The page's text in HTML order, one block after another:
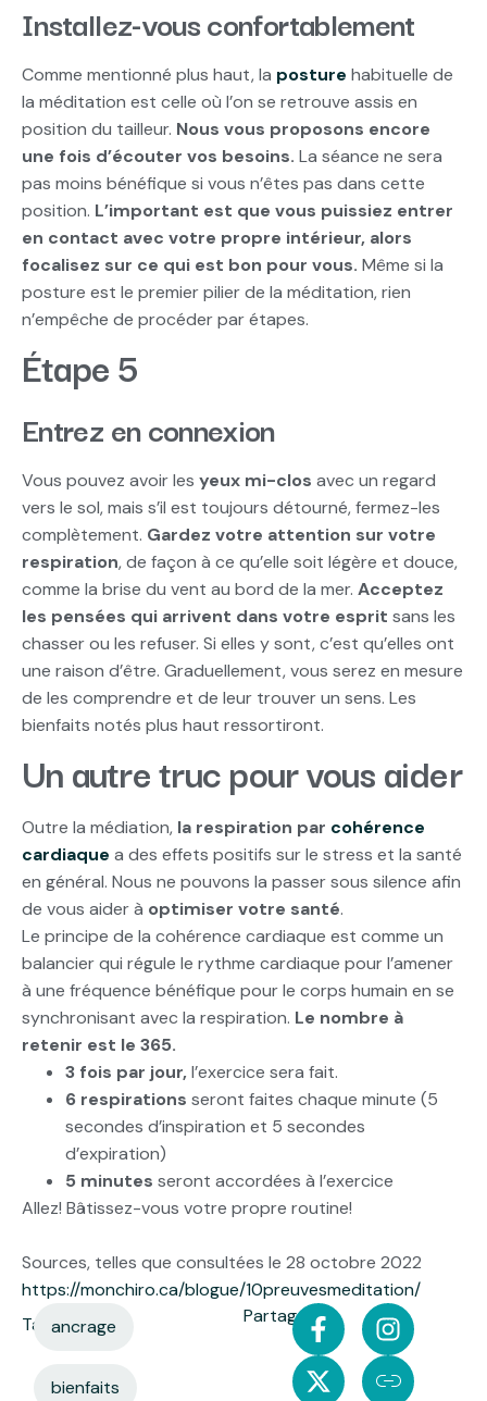
Installez-vous confortablement
Comme mentionné plus haut, la posture habituelle de
la méditation est celle où l’on se retrouve assis en
position du tailleur. Nous vous proposons encore
une fois d’écouter vos besoins. La séance ne sera
pas moins bénéfique si vous n’êtes pas dans cette
position. L’important est que vous puissiez entrer
en contact avec votre propre intérieur, alors
focalisez sur ce qui est bon pour vous. Même si la
posture est le premier pilier de la méditation, rien
n’empêche de procéder par étapes.
Étape 5
Entrez en connexion
Vous pouvez avoir les yeux mi-clos avec un regard
vers le sol, mais s’il est toujours détourné, fermez-les
complètement. Gardez votre attention sur votre
respiration, de façon à ce qu’elle soit légère et douce,
comme la brise du vent au bord de la mer. Acceptez
les pensées qui arrivent dans votre esprit sans les
chasser ou les refuser. Si elles y sont, c’est qu’elles ont
une raison d’être. Graduellement, vous serez en mesure
de les comprendre et de leur trouver un sens. Les
bienfaits notés plus haut ressortiront.
Un autre truc pour vous aider
Outre la médiation, la respiration par cohérence
cardiaque a des effets positifs sur le stress et la santé
en général. Nous ne pouvons la passer sous silence afin
de vous aider à optimiser votre santé.
Le principe de la cohérence cardiaque est comme un
balancier qui régule le rythme cardiaque pour l’amener
à une fréquence bénéfique pour le corps humain en se
synchronisant avec la respiration. Le nombre à
retenir est le 365.
3 fois par jour,l’exercice sera fait.
6 respirations seront faites chaque minute (5
secondes d’inspiration et 5 secondes
d’expiration)
5 minutes seront accordées à l’exercice
Allez! Bâtissez-vous votre propre routine!
Sources, telles que consultées le 28 octobre 2022
https://monchiro.ca/blogue/10preuvesmeditation/
Tags:ancrage
bienfaits
Partager: